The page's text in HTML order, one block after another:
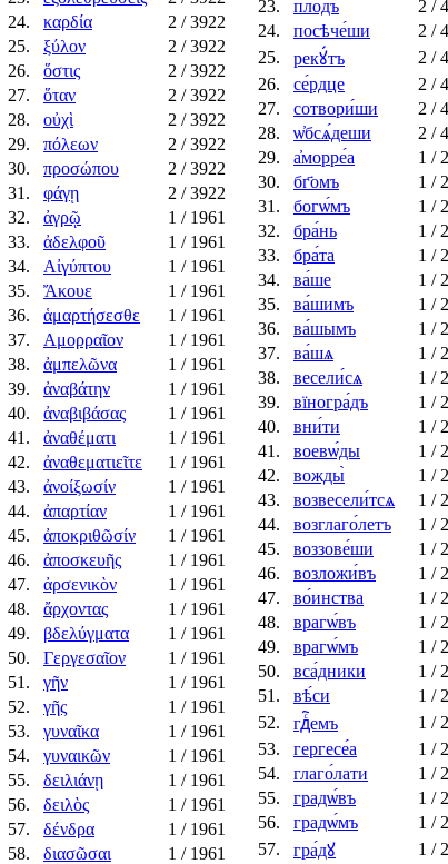
24.
καρδία 2 / 3922
25.
ξύλον 2 / 3922
26.
ὅστις 2 / 3922
27.
ὅταν 2 / 3922
28.
οὐχὶ 2 / 3922
29.
πόλεων 2 / 3922
30.
προσώπου 2 / 3922
31.
φάγῃ 2 / 3922
32.
ἀγρῷ 1 / 1961
33.
ἀδελφοῦ 1 / 1961
34.
Αἰγύπτου 1 / 1961
35.
Ἄκουε 1 / 1961
36.
ἁμαρτήσεσθε 1 / 1961
37.
Αμορραῖον 1 / 1961
38.
ἀμπελῶνα 1 / 1961
39.
ἀναβάτην 1 / 1961
40.
ἀναβιβάσας 1 / 1961
41.
ἀναθέματι 1 / 1961
42.
ἀναθεματιεῖτε 1 / 1961
43.
ἀνοίξωσίν 1 / 1961
44.
ἀπαρτίαν 1 / 1961
45.
ἀποκριθῶσίν 1 / 1961
46.
ἀποσκευῆς 1 / 1961
47.
ἀρσενικὸν 1 / 1961
48.
ἄρχοντας 1 / 1961
49.
βδελύγματα 1 / 1961
50.
Γεργεσαῖον 1 / 1961
51.
γῆν 1 / 1961
52.
γῆς 1 / 1961
53.
γυναῖκα 1 / 1961
54.
γυναικῶν 1 / 1961
55.
δειλιάνῃ 1 / 1961
56.
δειλὸς 1 / 1961
57.
δένδρα 1 / 1961
58.
διασῶσαι 1 / 1961
23.
пло́дъ 2 /
24.
посѣче́ши 2 /
25.
рекꙋ́тъ 2 /
26.
се́рдце 2 /
27.
сотвори́ши 2 /
28.
ѡ҆бсѧ́деши 2 /
29.
а҆морре́а 1 /
30.
бг҃омъ 1 /
31.
богѡ́мъ 1 /
32.
бра́нь 1 /
33.
бра́та 1 /
34.
ва́ше 1 /
35.
ва́шимъ 1 /
36.
ва́шымъ 1 /
37.
ва́шѧ 1 /
38.
весели́сѧ 1 /
39.
вїногра́дъ 1 /
40.
вни́ти 1 /
41.
воевѡ́ды 1 /
42.
вожды̀ 1 /
43.
возвесели́тсѧ 1 /
44.
возглаго́летъ 1 /
45.
воззове́ши 1 /
46.
возложи́въ 1 /
47.
во́инства 1 /
48.
врагѡ́въ 1 /
49.
врагѡ́мъ 1 /
50.
вса́дники 1 /
51.
вѣ́си 1 /
52.
гдⷭ҇емъ 1 /
53.
гергесе́а 1 /
54.
глаго́лати 1 /
55.
градѡ́въ 1 /
56.
градѡ́мъ 1 /
57.
гра́дꙋ 1 /